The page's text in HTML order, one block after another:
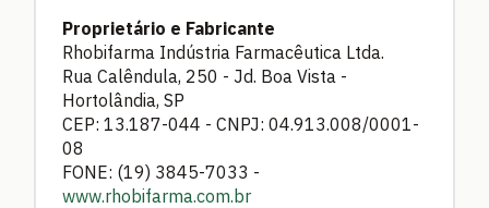
Proprietário e Fabricante
Rhobifarma Indústria Farmacêutica Ltda.
Rua Calêndula, 250 - Jd. Boa Vista -
Hortolândia, SP
CEP: 13.187-044 - CNPJ: 04.913.008/0001-
08
FONE: (19) 3845-7033 -
www.rhobifarma.com.br